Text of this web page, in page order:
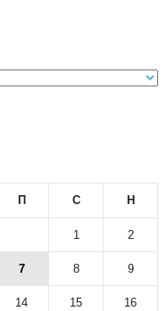
П С Н
1 2
7 8 9
14 15 16